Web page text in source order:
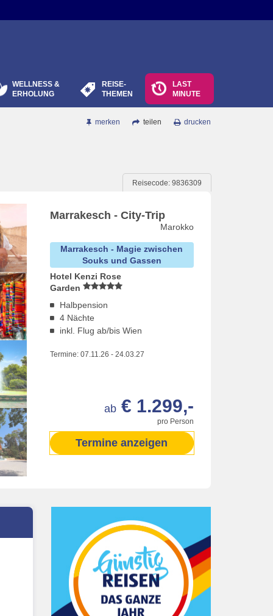
WELLNESS &
ERHOLUNG
REISE-
THEMEN
LAST
MINUTE
drucken
teilen
merken
Reisecode: 9836309
Marrakesch - City-Trip
Marokko
Marrakesch - Magie zwischen
Souks und Gassen
Hotel Kenzi Rose
Garden
Halbpension
4 Nächte
inkl. Flug ab/bis Wien
Termine: 07.11.26 - 24.03.27
pro Person
ab € 1.299,-
Termine anzeigen